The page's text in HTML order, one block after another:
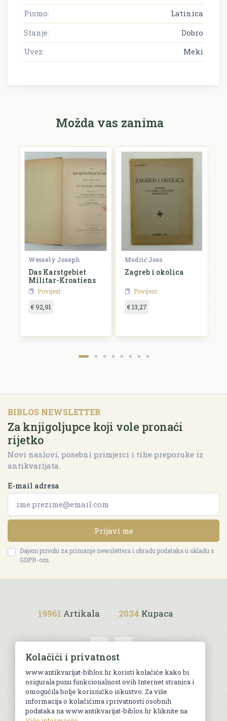
Pismo:
Latinica
Stanje:
Dobro
Uvez:
Meki
Možda vas zanima
Wessely Joseph
Das Karstgebiet
Militar-Kroatiens
Povijest
€ 92,91
Modrić Joso
Zagreb i okolica
Povijest
€ 13,27
BIBLOS NEWSLETTER
Za knjigoljupce koji vole pronaći
rijetko
Novi naslovi, posebni primjerci i tihe preporuke iz
antikvarijata.
E-mail adresa
Prijavi me
Dajem privolu za primanje newslettera i obradu podataka u skladu s
GDPR-om.
19961 Artikala 2034 Kupaca
Uvjeti kupnje
Kolačići i privatnost
www.antikvarijat-biblos.hr koristi kolačiće kako bi
osigurala punu funkcionalnost ovih Internet stranica i
omogućila bolje korisničko iskustvo. Za više
informacija o kolačićima i privatnosti osobnih
podataka na www.antikvarijat-biblos.hr kliknite na